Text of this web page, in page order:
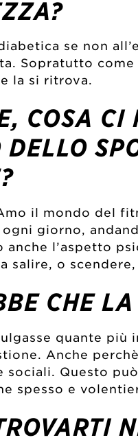
se non
Sopratutto
la si ritrova.
COSA
il mondo del
giorno,
l’aspetto
salire, o
CHE
quante
Anche
Questo
spesso e